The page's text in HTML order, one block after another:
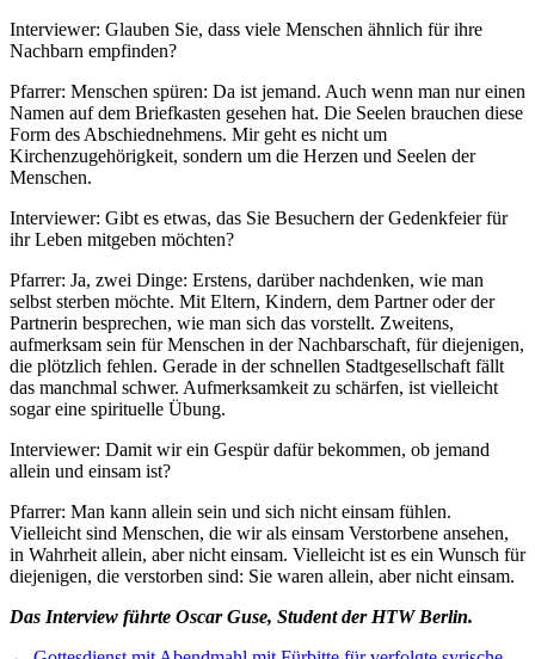
Interviewer: Glauben Sie, dass viele Menschen ähnlich für ihre
Nachbarn empfinden?
Pfarrer: Menschen spüren: Da ist jemand. Auch wenn man nur einen
Namen auf dem Briefkasten gesehen hat. Die Seelen brauchen diese
Form des Abschiednehmens. Mir geht es nicht um
Kirchenzugehörigkeit, sondern um die Herzen und Seelen der
Menschen.
Interviewer: Gibt es etwas, das Sie Besuchern der Gedenkfeier für
ihr Leben mitgeben möchten?
Pfarrer: Ja, zwei Dinge: Erstens, darüber nachdenken, wie man
selbst sterben möchte. Mit Eltern, Kindern, dem Partner oder der
Partnerin besprechen, wie man sich das vorstellt. Zweitens,
aufmerksam sein für Menschen in der Nachbarschaft, für diejenigen,
die plötzlich fehlen. Gerade in der schnellen Stadtgesellschaft fällt
das manchmal schwer. Aufmerksamkeit zu schärfen, ist vielleicht
sogar eine spirituelle Übung.
Interviewer: Damit wir ein Gespür dafür bekommen, ob jemand
allein und einsam ist?
Pfarrer: Man kann allein sein und sich nicht einsam fühlen.
Vielleicht sind Menschen, die wir als einsam Verstorbene ansehen,
in Wahrheit allein, aber nicht einsam. Vielleicht ist es ein Wunsch für
diejenigen, die verstorben sind: Sie waren allein, aber nicht einsam.
Das Interview führte Oscar Guse, Student der HTW Berlin.